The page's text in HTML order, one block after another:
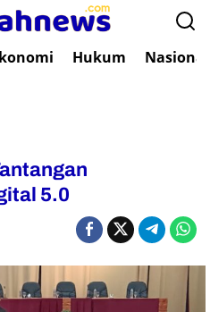
Hukum Nasional
5.0